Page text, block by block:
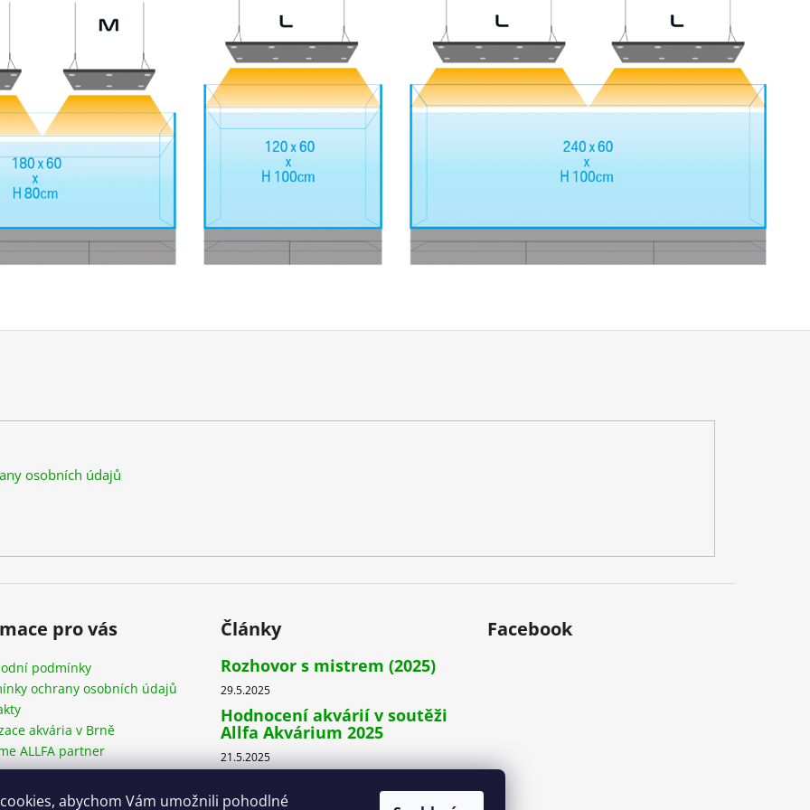
abychom Vám umožnili pohodlné
osobních údajů
pro vás
podmínky
ochrany osobních údajů
akvária v Brně
ALLFA partner
Články
Rozhovor s mistrem (2025)
29.5.2025
Hodnocení akvárií v soutěži
Allfa Akvárium 2025
21.5.2025
Slovenska pro rok 2024
Facebook